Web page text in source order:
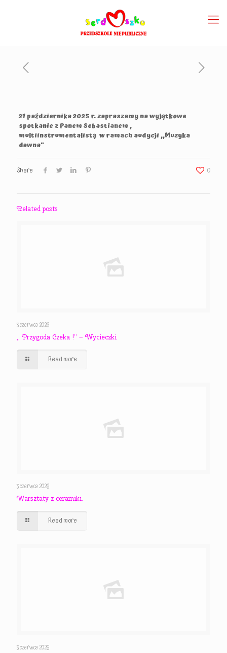
21 października 2025 r. zapraszamy na wyjątkowe
spotkanie z Panem Sebastianem ,
multiinstrumentalistą w ramach audycji ,,Muzyka
dawna”
Share 0
Related posts
3 czerwca 2026
,, Przygoda Czeka !” – Wycieczki
Read more
3 czerwca 2026
Warsztaty z ceramiki.
Read more
3 czerwca 2026